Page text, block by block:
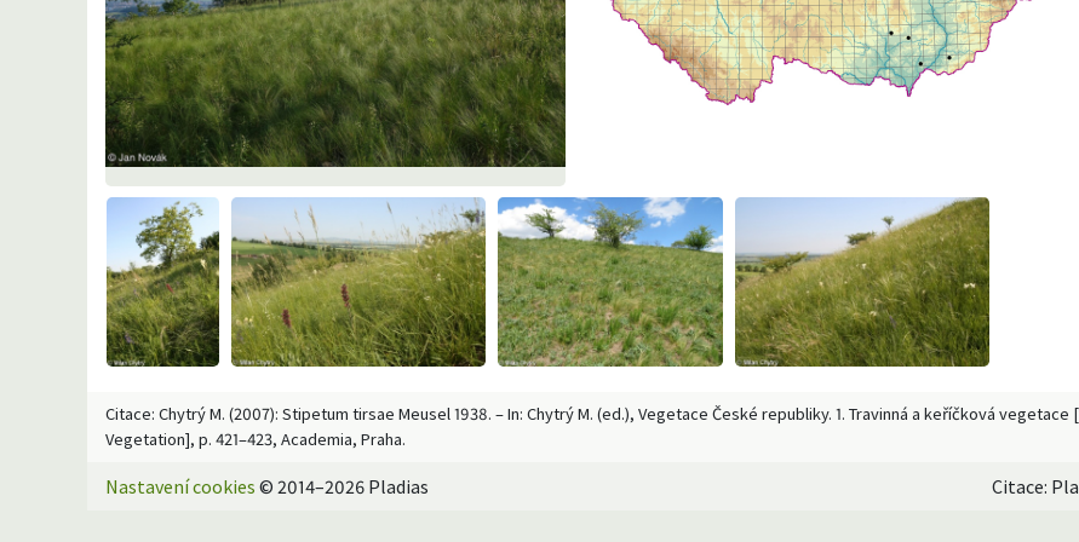
Citace: Chytrý M. (2007): Stipetum tirsae Meusel 1938. – In: Chytrý M. (ed.), Vegetace České republiky. 1. Travinná a keříčková
Vegetation], p. 421–423, Academia, Praha.
Nastavení cookies © 2014–2026 Pladias Citace: